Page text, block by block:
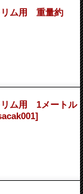
ム用 重量約
ム用 1メートル